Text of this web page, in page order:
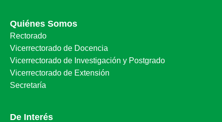
Quiénes Somos
Rectorado
Vicerrectorado de Docencia
Vicerrectorado de Investigación y Postgrado
Vicerrectorado de Extensión
Secretaría
De Interés